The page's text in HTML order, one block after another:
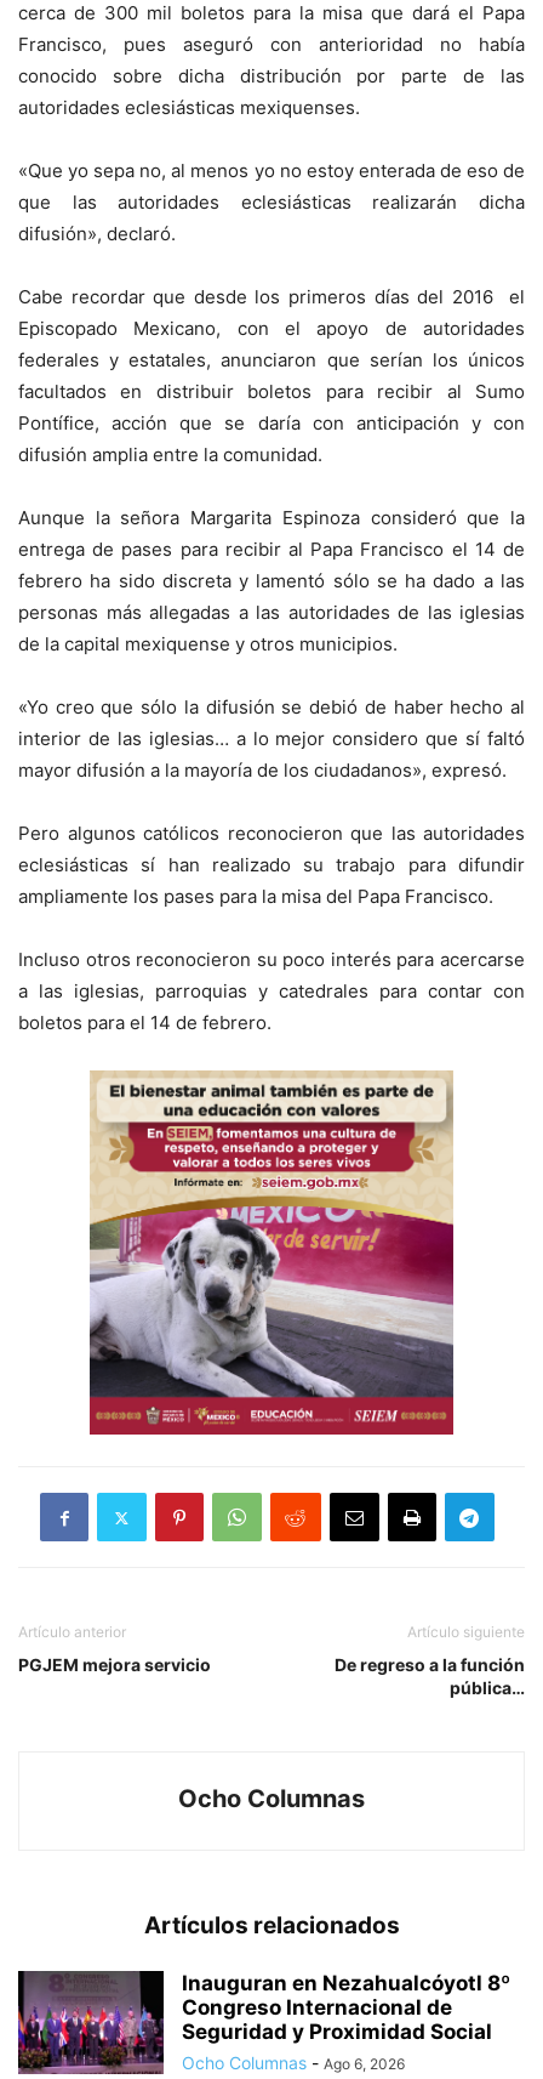
cerca de 300 mil boletos para la misa que dará el Papa
Francisco, pues aseguró con anterioridad no había
conocido sobre dicha distribución por parte de las
autoridades eclesiásticas mexiquenses.
«Que yo sepa no, al menos yo no estoy enterada de eso de
que las autoridades eclesiásticas realizarán dicha
difusión», declaró.
Cabe recordar que desde los primeros días del 2016 el
Episcopado Mexicano, con el apoyo de autoridades
federales y estatales, anunciaron que serían los únicos
facultados en distribuir boletos para recibir al Sumo
Pontífice, acción que se daría con anticipación y con
difusión amplia entre la comunidad.
Aunque la señora Margarita Espinoza consideró que la
entrega de pases para recibir al Papa Francisco el 14 de
febrero ha sido discreta y lamentó sólo se ha dado a las
personas más allegadas a las autoridades de las iglesias
de la capital mexiquense y otros municipios.
«Yo creo que sólo la difusión se debió de haber hecho al
interior de las iglesias… a lo mejor considero que sí faltó
mayor difusión a la mayoría de los ciudadanos», expresó.
Pero algunos católicos reconocieron que las autoridades
eclesiásticas sí han realizado su trabajo para difundir
ampliamente los pases para la misa del Papa Francisco.
Incluso otros reconocieron su poco interés para acercarse
a las iglesias, parroquias y catedrales para contar con
boletos para el 14 de febrero.
Artículo anterior
PGJEM mejora servicio
Artículo siguiente
De regreso a la función
pública…
Ocho Columnas
Artículos relacionados
Inauguran en Nezahualcóyotl 8º
Congreso Internacional de
Seguridad y Proximidad Social
Ocho Columnas - Ago 6, 2026